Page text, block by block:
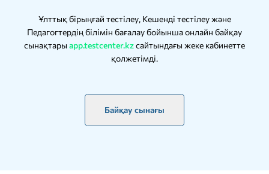
Ұлттық бірыңғай тестілеу, Кешенді тестілеу және
Педагогтердің білімін бағалау бойынша онлайн байқау
сынақтары app.testcenter.kzсайтындағы жеке кабинетте
қолжетімді.
Байқау сынағы